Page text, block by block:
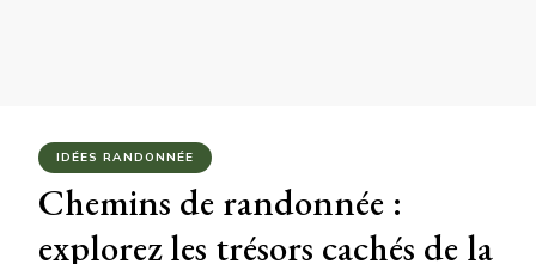
IDÉES RANDONNÉE
Chemins de randonnée :
explorez les trésors cachés de la